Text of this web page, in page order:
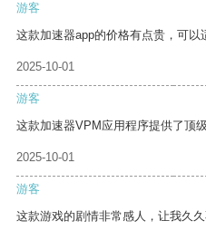
游客
这款加速器app的价格有点贵，可以
2025-10-01
游客
这款加速器VPM应用程序提供了顶
2025-10-01
游客
这款游戏的剧情非常感人，让我久久